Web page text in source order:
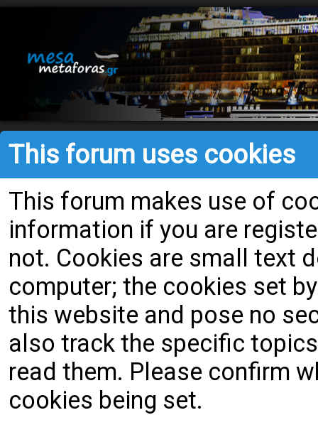
This forum uses cookies
This forum makes use of
information if you are
not. Cookies are small text
computer; the cookies set
this website and pose no
also track the specific
read them. Please confirm
cookies being set.